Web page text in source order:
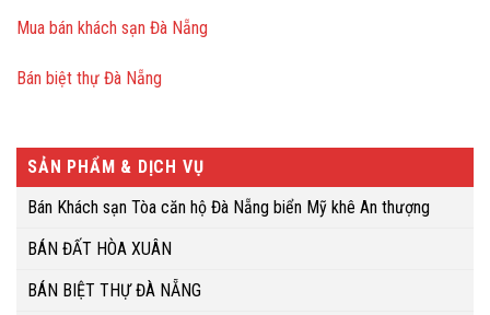
Mua bán khách sạn Đà Nẵng
Bán biệt thự Đà Nẵng
SẢN PHẨM & DỊCH VỤ
Bán Khách sạn Tòa căn hộ Đà Nẵng biển Mỹ khê An thượng
BÁN ĐẤT HÒA XUÂN
BÁN BIỆT THỰ ĐÀ NẴNG